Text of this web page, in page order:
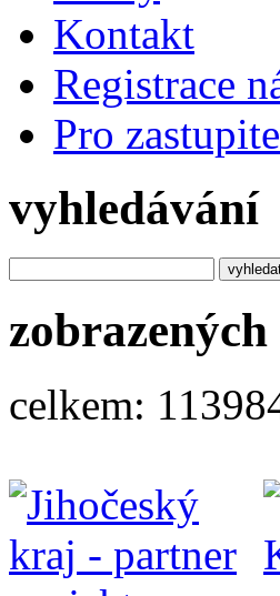
Kontakt
Registrace
Pro
vyhledávání
celkem: